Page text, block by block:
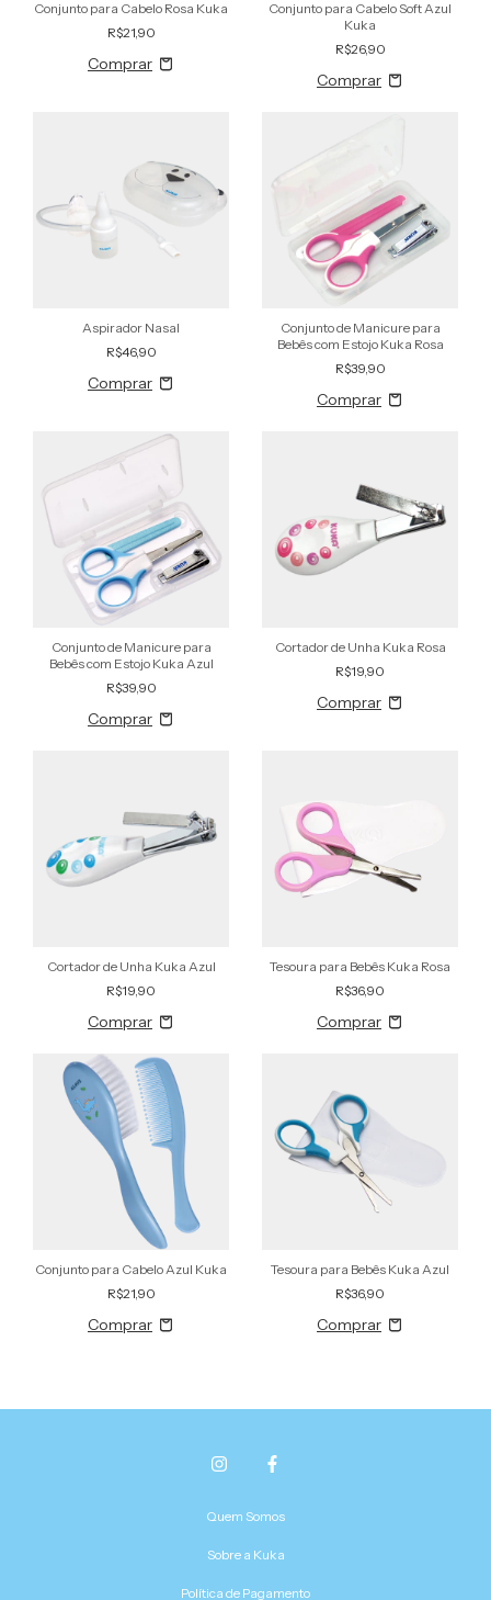
Conjunto para Cabelo Rosa Kuka
R$21,90
Conjunto para Cabelo Soft Azul
Kuka
R$26,90
Aspirador Nasal
R$46,90
Conjunto de Manicure para
Bebês com Estojo Kuka Rosa
R$39,90
Conjunto de Manicure para
Bebês com Estojo Kuka Azul
R$39,90
Cortador de Unha Kuka Rosa
R$19,90
Cortador de Unha Kuka Azul
R$19,90
Tesoura para Bebês Kuka Rosa
R$36,90
Conjunto para Cabelo Azul Kuka
R$21,90
Tesoura para Bebês Kuka Azul
R$36,90
Quem Somos
Sobre a Kuka
Política de Pagamento